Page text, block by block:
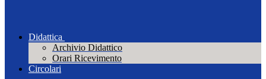
Didattica
Archivio Didattico
Orari Ricevimento
Circolari